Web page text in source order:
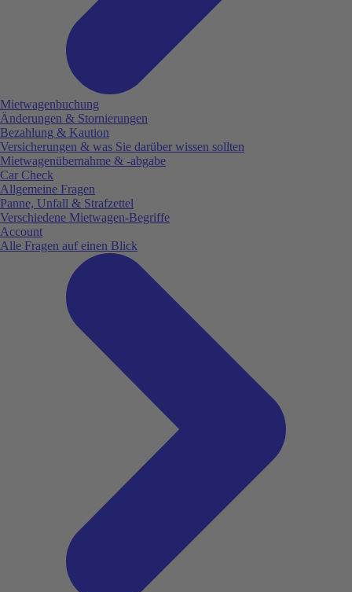
Mietwagenbuchung
Änderungen & Stornierungen
Bezahlung & Kaution
Versicherungen & was Sie darüber wissen sollten
Mietwagenübernahme & -abgabe
Car Check
Allgemeine Fragen
Panne, Unfall & Strafzettel
Verschiedene Mietwagen-Begriffe
Account
Alle Fragen auf einen Blick